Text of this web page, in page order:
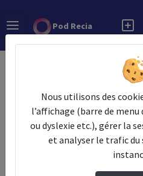
Pod Recia
Filtres
Types
Nous utilisons des
l’affichage (barre de
ou dyslexie etc.), gérer la
et analyser le trafic